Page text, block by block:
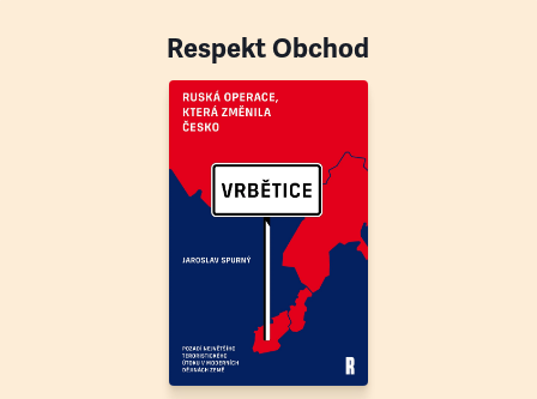
Respekt Obchod